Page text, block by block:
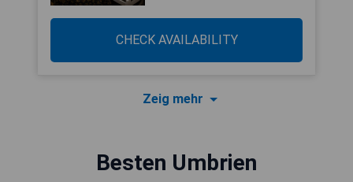
CHECK AVAILABILITY
Zeig mehr
Besten Umbrien